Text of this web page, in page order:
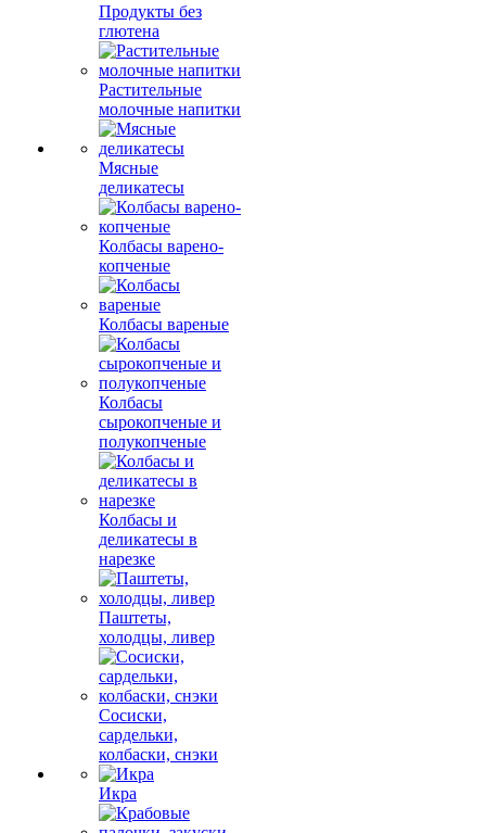
Продукты без
глютена
Растительные
молочные напитки
Мясные
деликатесы
Колбасы варено-
копченые
Колбасы вареные
Колбасы
сырокопченые и
полукопченые
Колбасы и
деликатесы в
нарезке
Паштеты,
холодцы, ливер
Сосиски,
сардельки,
колбаски, снэки
Икра